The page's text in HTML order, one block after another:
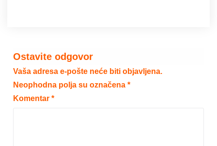
Ostavite odgovor
Vaša adresa e-pošte neće biti objavljena.
Neophodna polja su označena *
Komentar *